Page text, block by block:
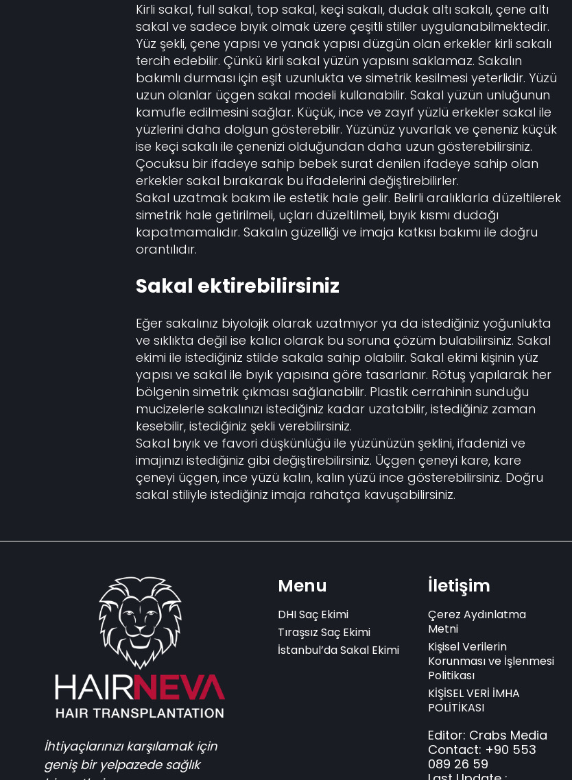
Kirli sakal, full sakal, top sakal, keçi sakalı, dudak altı sakalı, çene altı
sakal ve sadece bıyık olmak üzere çeşitli stiller uygulanabilmektedir.
Yüz şekli, çene yapısı ve yanak yapısı düzgün olan erkekler kirli sakalı
tercih edebilir. Çünkü kirli sakal yüzün yapısını saklamaz. Sakalın
bakımlı durması için eşit uzunlukta ve simetrik kesilmesi yeterlidir. Yüzü
uzun olanlar üçgen sakal modeli kullanabilir. Sakal yüzün unluğunun
kamufle edilmesini sağlar. Küçük, ince ve zayıf yüzlü erkekler sakal ile
yüzlerini daha dolgun gösterebilir. Yüzünüz yuvarlak ve çeneniz küçük
ise keçi sakalı ile çenenizi olduğundan daha uzun gösterebilirsiniz.
Çocuksu bir ifadeye sahip bebek surat denilen ifadeye sahip olan
erkekler sakal bırakarak bu ifadelerini değiştirebilirler.
Sakal uzatmak bakım ile estetik hale gelir. Belirli aralıklarla düzeltilerek
simetrik hale getirilmeli, uçları düzeltilmeli, bıyık kısmı dudağı
kapatmamalıdır. Sakalın güzelliği ve imaja katkısı bakımı ile doğru
orantılıdır.
Sakal ektirebilirsiniz
Eğer sakalınız biyolojik olarak uzatmıyor ya da istediğiniz yoğunlukta
ve sıklıkta değil ise kalıcı olarak bu soruna çözüm bulabilirsiniz. Sakal
ekimi ile istediğiniz stilde sakala sahip olabilir. Sakal ekimi kişinin yüz
yapısı ve sakal ile bıyık yapısına göre tasarlanır. Rötuş yapılarak her
bölgenin simetrik çıkması sağlanabilir. Plastik cerrahinin sunduğu
mucizelerle sakalınızı istediğiniz kadar uzatabilir, istediğiniz zaman
kesebilir, istediğiniz şekli verebilirsiniz.
Sakal bıyık ve favori düşkünlüğü ile yüzünüzün şeklini, ifadenizi ve
imajınızı istediğiniz gibi değiştirebilirsiniz. Üçgen çeneyi kare, kare
çeneyi üçgen, ince yüzü kalın, kalın yüzü ince gösterebilirsiniz. Doğru
sakal stiliyle istediğiniz imaja rahatça kavuşabilirsiniz.
İhtiyaçlarınızı karşılamak için
geniş bir yelpazede sağlık
Menu
DHI Saç Ekimi
Tıraşsız Saç Ekimi
İstanbul’da Sakal Ekimi
İletişim
Çerez Aydınlatma
Metni
Kişisel Verilerin
Korunması ve İşlenmesi
Politikası
KİŞİSEL VERİ İMHA
POLİTİKASI
Editor: Crabs Media
Contact: +90 553
089 26 59